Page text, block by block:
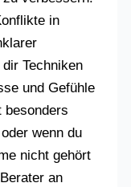
in
Techniken
und Gefühle
besonders
wenn du
nicht gehört
an